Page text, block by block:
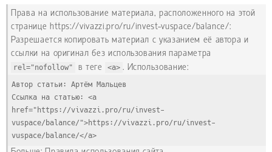
Права на использование материала, расположенного на этой
странице https://vivazzi.pro/ru/invest-vuspace/balance/:
Разрешается копировать материал с указанием её автора и
ссылки на оригинал без использования параметра
rel="nofollow" в теге <a> . Использование:
Автор статьи: Артём Мальцев
Ссылка на статью: <a
href="https://vivazzi.pro/ru/invest-
vuspace/balance/">https://vivazzi.pro/ru/invest-
vuspace/balance/</a>